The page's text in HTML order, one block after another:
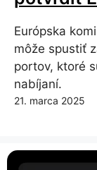
Európska
môže spustiť
portov, ktoré
nabíjaní.
21. marca 2025